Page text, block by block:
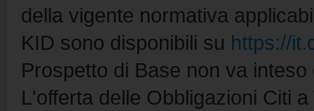
della vigente normativa
KID sono disponibili su https://
Prospetto di Base non va
L'offerta delle Obbligazioni Citi